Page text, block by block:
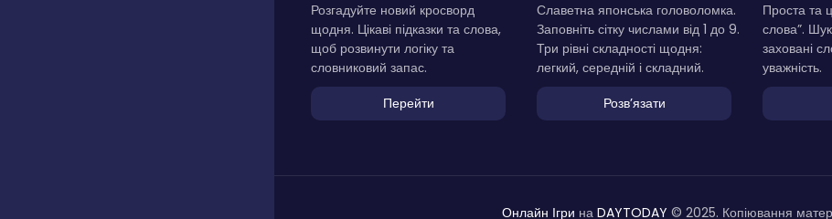
Розгадуйте новий кросворд
щодня. Цікаві підказки та слова,
щоб розвинути логіку та
словниковий запас.
Перейти
Славетна японська головоломка.
Заповніть сітку числами від 1 до 9.
Три рівні складності щодня:
легкий, середній і складний.
Розвʼязати
Проста та
слова”.
заховані
уважність.
Онлайн Ігри на DAYTODAY © 2025. Копіювання